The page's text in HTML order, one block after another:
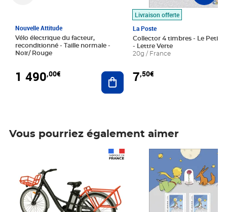
Nouvelle Attitude
Vélo électrique du facteur,
reconditionné - Taille normale -
Noir/ Rouge
1 490,00€ Ajouter au panier
Livraison offerte
La Poste
Collector 4 timbres - Le Petit
- Lettre Verte
20g / France
7,50€
Vous pourriez également aimer
Prix 7,50€